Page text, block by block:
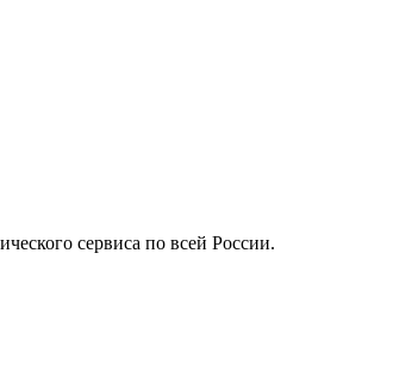
сервиса по всей России.